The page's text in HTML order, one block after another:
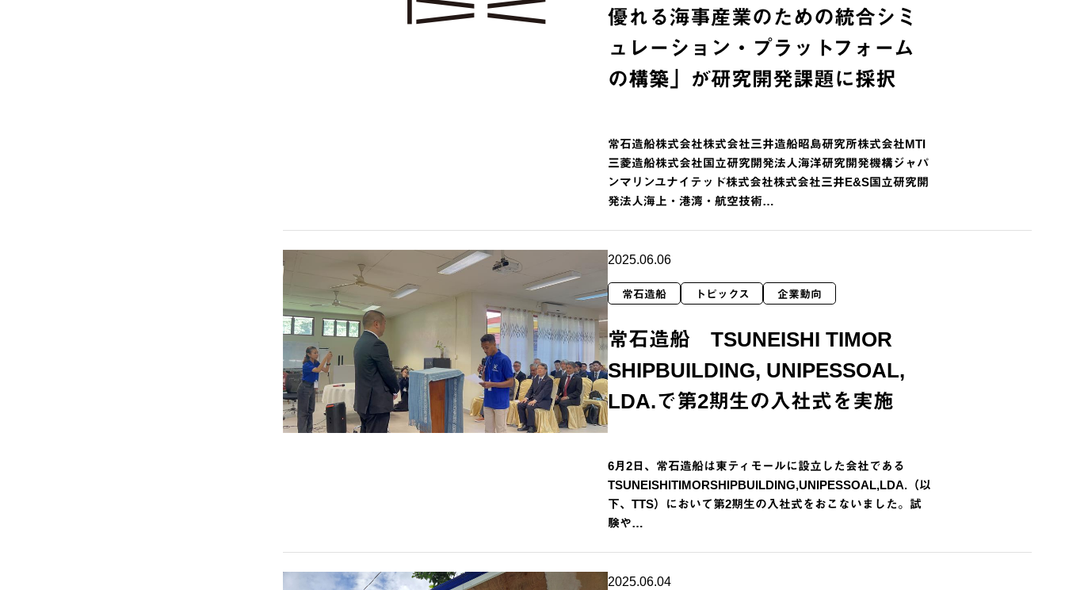
優れる海事産業のための統合シミ
ュレーション・プラットフォーム
の構築」が研究開発課題に採択
常石造船株式会社株式会社三井造船昭島研究所株式会社MTI
三菱造船株式会社国立研究開発法人海洋研究開発機構ジャパ
ンマリンユナイテッド株式会社株式会社三井E&S国立研究開
発法人海上・港湾・航空技術…
2025.06.06
常石造船 トピックス 企業動向
常石造船 TSUNEISHI TIMOR
SHIPBUILDING, UNIPESSOAL,
LDA.で第2期生の入社式を実施
6月2日、常石造船は東ティモールに設立した会社である
TSUNEISHITIMORSHIPBUILDING,UNIPESSOAL,LDA.（以
下、TTS）において第2期生の入社式をおこないました。試
験や…
2025.06.04